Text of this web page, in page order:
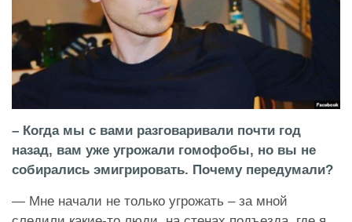
– Когда мы с вами разговаривали почти год
назад, вам уже угрожали гомофобы, но вы не
собирались эмигрировать. Почему передумали?
— Мне начали не только угрожать – за мной